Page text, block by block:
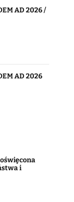
AD 2026 /
AD 2026
i